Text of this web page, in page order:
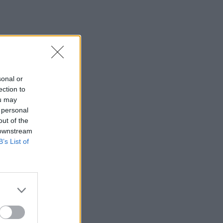
or
to
may
of the
List of
Δυτική Αττική: Ολοκληρώθηκαν οι
αυτοψίες στις πυρόπληκτες περιοχές